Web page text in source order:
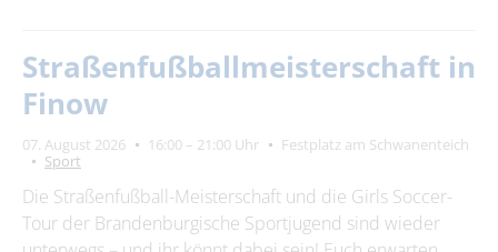
Straßenfußballmeisterschaft in
Finow
07. August 2026 16:00 – 21:00 Uhr
Festplatz am Schwanenteich
Sport
Die Straßenfußball-Meisterschaft und die Girls Soccer-
Tour der Brandenburgische Sportjugend sind wieder